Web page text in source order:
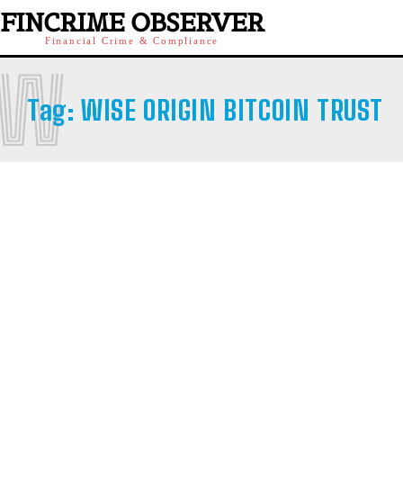
FINCRIME OBSERVER
Financial Crime & Compliance
Tag: WISE ORIGIN BITCOIN TRUST